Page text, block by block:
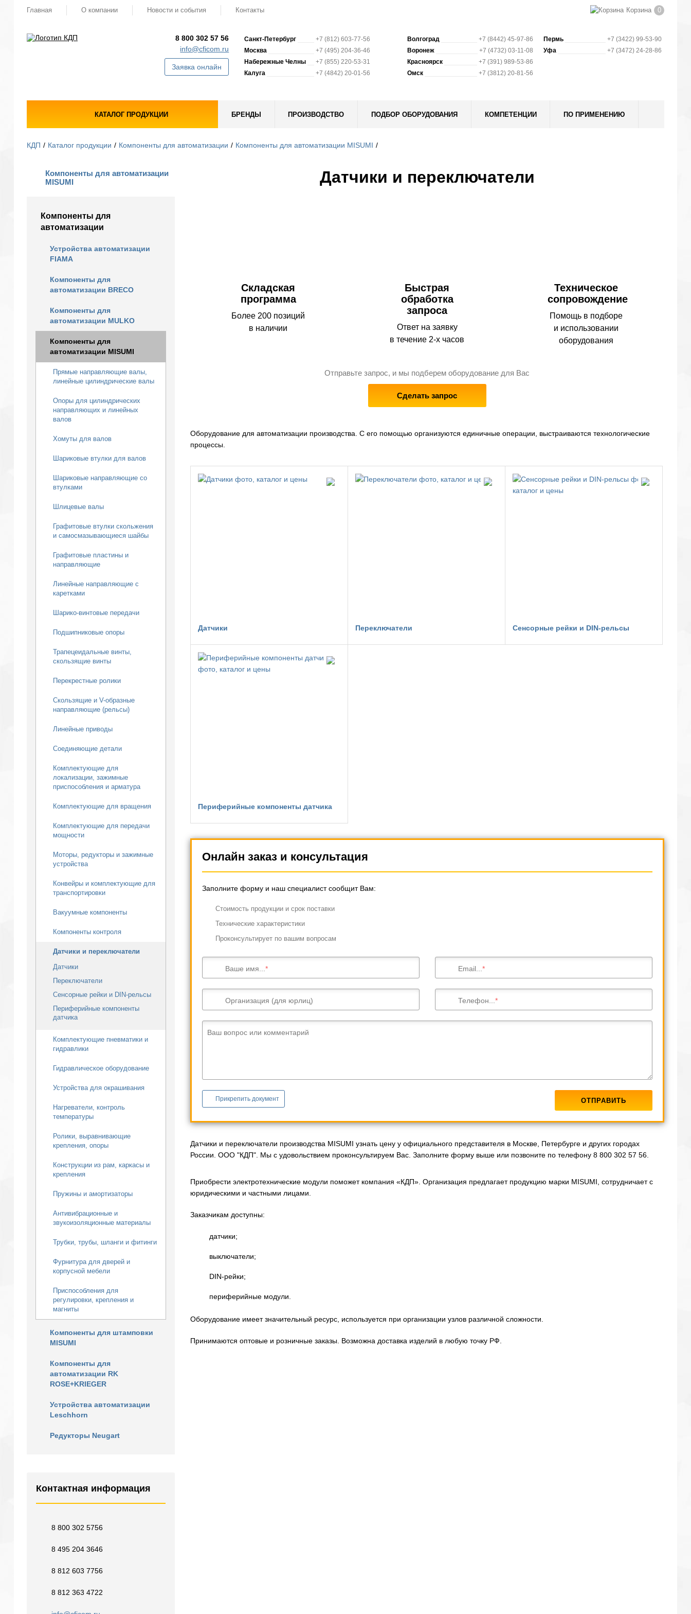
Главная О компании Новости и события Контакты Корзина 0
8 800 302 57 56
info@cficom.ru
Заявка онлайн
Санкт-Петербург
+7 (812) 603-77-56
Москва
+7 (495) 204-36-46
Набережные Челны
+7 (855) 220-53-31
Калуга
+7 (4842) 20-01-56
Волгоград
+7 (8442) 45-97-86
Воронеж
+7 (4732) 03-11-08
Красноярск
+7 (391) 989-53-86
Омск
+7 (3812) 20-81-56
Пермь
+7 (3422) 99-53-90
Уфа
+7 (3472) 24-28-86
КАТАЛОГ ПРОДУКЦИИ БРЕНДЫ ПРОИЗВОДСТВО ПОДБОР ОБОРУДОВАНИЯ КОМПЕТЕНЦИИ ПО ПРИМЕНЕНИЮ
КДП Каталог продукции Компоненты для автоматизации Компоненты для автоматизации MISUMI
Компоненты для автоматизации
MISUMI
Компоненты для
автоматизации
Устройства автоматизации
FIAMA
Компоненты для
автоматизации BRECO
Компоненты для
автоматизации MULKO
Компоненты для
автоматизации MISUMI
Прямые направляющие валы,
линейные цилиндрические валы
Опоры для цилиндрических
направляющих и линейных
валов
Хомуты для валов
Шариковые втулки для валов
Шариковые направляющие со
втулками
Шлицевые валы
Графитовые втулки скольжения
и самосмазывающиеся шайбы
Графитовые пластины и
направляющие
Линейные направляющие с
каретками
Шарико-винтовые передачи
Подшипниковые опоры
Трапецеидальные винты,
скользящие винты
Перекрестные ролики
Скользящие и V-образные
направляющие (рельсы)
Линейные приводы
Соединяющие детали
Комплектующие для
локализации, зажимные
приспособления и арматура
Комплектующие для вращения
Комплектующие для передачи
мощности
Моторы, редукторы и зажимные
устройства
Конвейры и комплектующие для
транспортировки
Вакуумные компоненты
Компоненты контроля
Датчики и переключатели
Датчики
Переключатели
Сенсорные рейки и DIN-рельсы
Периферийные компоненты
датчика
Комплектующие пневматики и
гидравлики
Гидравлическое оборудование
Устройства для окрашивания
Нагреватели, контроль
температуры
Ролики, выравнивающие
крепления, опоры
Конструкции из рам, каркасы и
крепления
Пружины и амортизаторы
Антивибрационные и
звукоизоляционные материалы
Трубки, трубы, шланги и фитинги
Фурнитура для дверей и
корпусной мебели
Приспособления для
регулировки, крепления и
магниты
Компоненты для штамповки
MISUMI
Компоненты для
автоматизации RK
ROSE+KRIEGER
Устройства автоматизации
Leschhorn
Редукторы Neugart
Контактная информация
8 800 302 5756
8 495 204 3646
8 812 603 7756
8 812 363 4722
Датчики и переключатели
Складская
программа
Более 200 позиций
в наличии
Быстрая
обработка
запроса
Ответ на заявку
в течение 2-х часов
Техническое
сопровождение
Помощь в подборе
и использовании
оборудования
Отправьте запрос, и мы подберем оборудование для Вас
Сделать запрос
Оборудование для автоматизации производства. С его помощью организуются единичные операции, выстраиваются технологические
процессы.
Датчики Переключатели Сенсорные рейки и DIN-рельсы
Периферийные компоненты датчика
Онлайн заказ и консультация
Заполните форму и наш специалист сообщит Вам:
Cтоимость продукции и срок поставки
Технические характеристики
Проконсультирует по вашим вопросам
Ваше имя... Email...
Организация (для юрлиц) Телефон...
Ваш вопрос или комментарий
Прикрепить документ
Датчики и переключатели производства MISUMI узнать цену у официального представителя в Москве, Петербурге и других городах
России. ООО "КДП". Мы с удовольствием проконсультируем Вас. Заполните форму выше или позвоните по телефону 8 800 302 57 56.
Приобрести электротехнические модули поможет компания «КДП». Организация предлагает продукцию марки MISUMI, сотрудничает с
юридическими и частными лицами.
Заказчикам доступны:
датчики;
выключатели;
DIN-рейки;
периферийные модули.
Оборудование имеет значительный ресурс, используется при организации узлов различной сложности.
Принимаются оптовые и розничные заказы. Возможна доставка изделий в любую точку РФ.